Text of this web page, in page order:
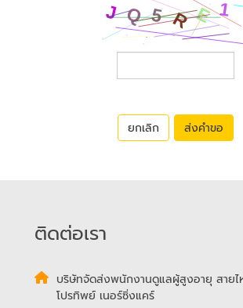
ยกเลิก ส่งคำขอ
ติดต่อเรา
บริษัทจัดส่งพนักงานดูแลผู้สูงอายุ สายไ
โปรทิพย์ เนอร์ซิ่งแคร์